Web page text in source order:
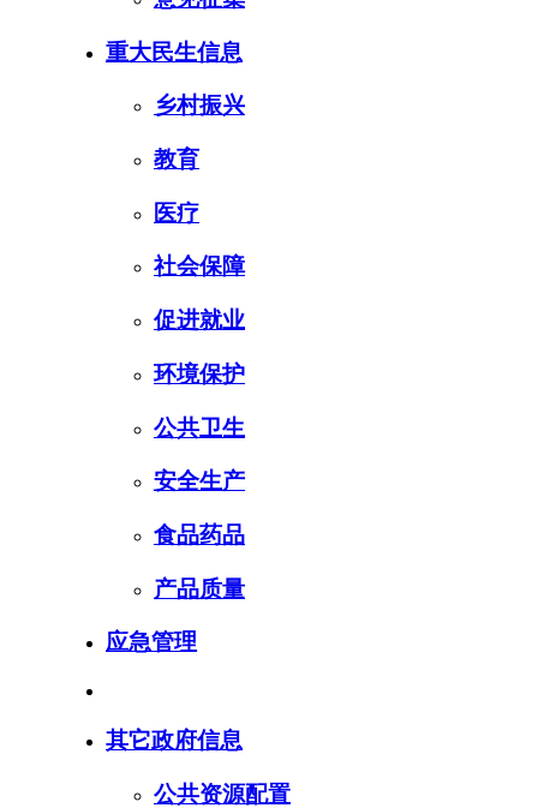
重大民生信息
乡村振兴
教育
医疗
社会保障
促进就业
环境保护
公共卫生
安全生产
食品药品
产品质量
应急管理
其它政府信息
公共资源配置